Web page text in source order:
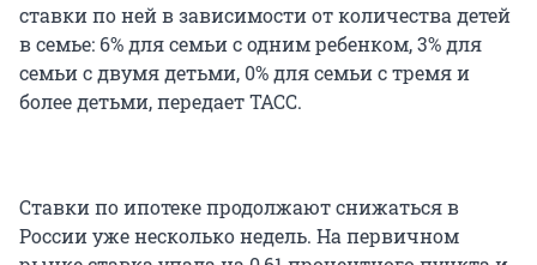
ставки по ней в зависимости от количества детей
в семье: 6% для семьи с одним ребенком, 3% для
семьи с двумя детьми, 0% для семьи с тремя и
более детьми, передает ТАСС.
Ставки по ипотеке продолжают снижаться в
России уже несколько недель. На первичном